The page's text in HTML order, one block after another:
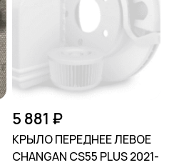
5 881 ₽
КРЫЛО ПЕРЕДНЕЕ ЛЕВОЕ
CHANGAN CS55 PLUS 2021-